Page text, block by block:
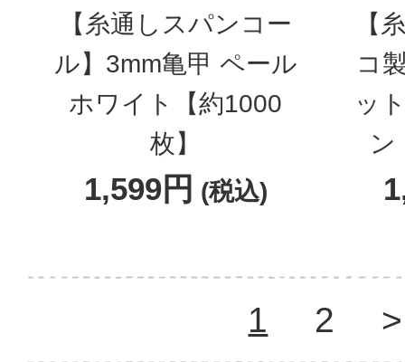
【糸通しスパンコー
ル】3mm亀甲 ペール
ホワイト【約1000
枚】
1,599円 (税込)
【
コ
ッ
ン
1 2 >